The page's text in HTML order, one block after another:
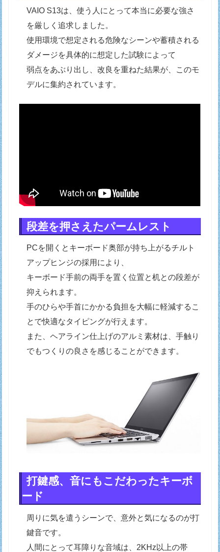
VAIO S13は、使う人にとって本当に必要な強さ
を厳しく追求しました。
使用環境で想定される危険なシーンや蓄積される
ダメージを具体的に想定した試験によって
弱点をあぶり出し、改良を重ねた結果が、このモ
デルに集約されています。
段差を押さえたパームレスト
PCを開くとキーボード奥部が持ち上がるチルト
アップヒンジの採用により、
キーボード手前の両手を置く位置と机との段差が
抑えられます。
手のひらや手首にかかる負担を大幅に軽減するこ
とで快適なタイピングが行えます。
また、ヘアライン仕上げのアルミ素材は、手触り
でもつくりの良さを感じることができます。
打鍵感、音にもこだわったキーボ
ード
周りに気を遣うシーンで、意外と気になるのが打
鍵音です。
人間にとって耳障りな音域は、2KHz以上の帯